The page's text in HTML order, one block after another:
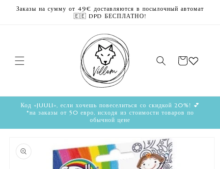
кЗаказы на сумму от 49€ доставляются в посылочный автомат
🇪🇪 DPD БЕСПЛАТНО!
Корзина
Код «JUULI», если хочешь повеселиться со скидкой 20%! 💕
*на заказы от 50 евро, исходя из стоимости товаров по
обычной цене
информации
о продукте